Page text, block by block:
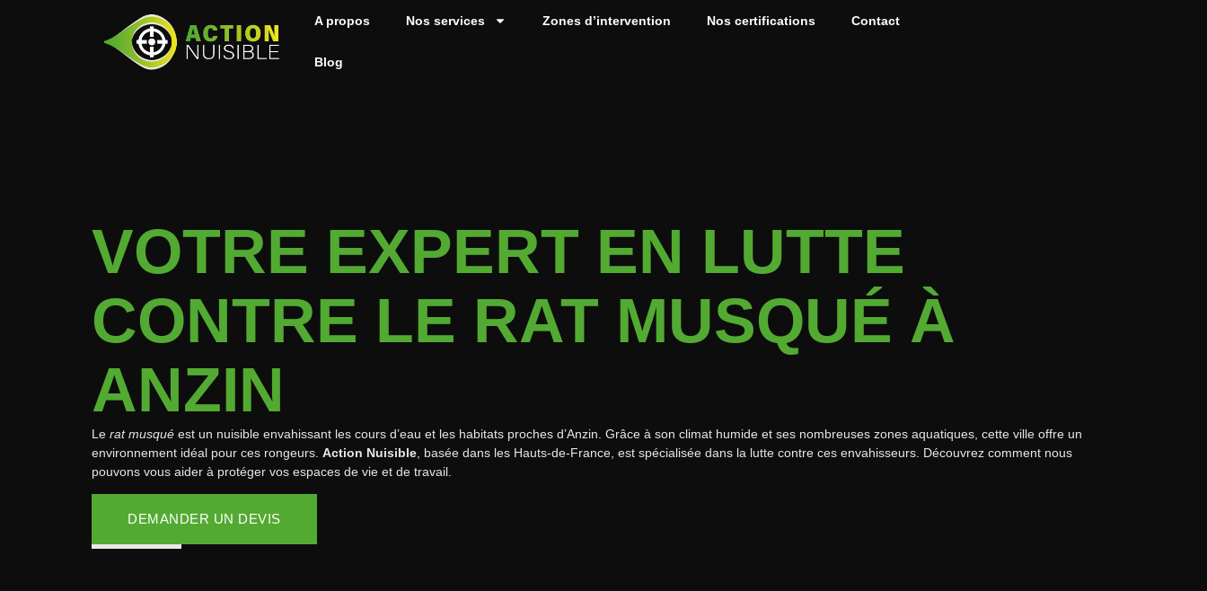
A propos Nos services Zones d’intervention Nos certifications Contact
Blog
VOTRE EXPERT EN LUTTE
CONTRE LE RAT MUSQUÉ À
ANZIN
Le rat musqué est un nuisible envahissant les cours d’eau et les habitats proches d’Anzin. Grâce à son climat humide et ses nombreuses zones aquatiques, cette ville offre un
environnement idéal pour ces rongeurs. Action Nuisible , basée dans les Hauts-de-France, est spécialisée dans la lutte contre ces envahisseurs. Découvrez comment nous
pouvons vous aider à protéger vos espaces de vie et de travail.
DEMANDER UN DEVIS